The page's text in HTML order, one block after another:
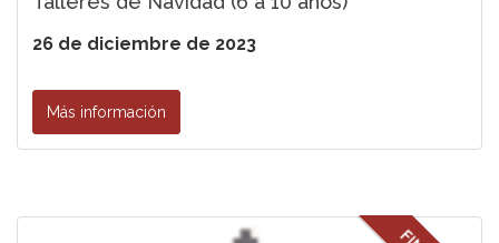
26 de diciembre de 2023
Más información